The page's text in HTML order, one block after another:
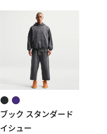
ブック スタンダード
イシュー